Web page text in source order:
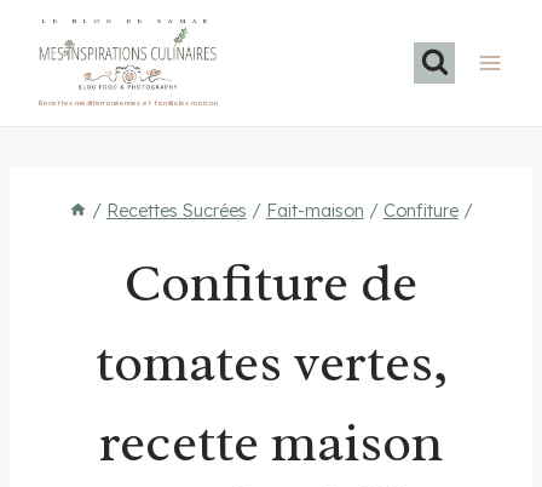
LE BLOG DE SAMAR
Recettes méditerranéennes et familiales maison
/ Recettes Sucrées / Fait-maison / Confiture /
Confiture de
tomates vertes,
recette maison